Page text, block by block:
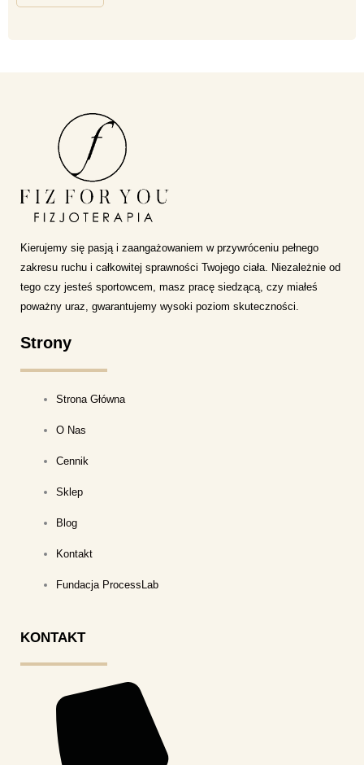
Kierujemy się pasją i zaangażowaniem w przywróceniu pełnego
zakresu ruchu i całkowitej sprawności Twojego ciała. Niezależnie od
tego czy jesteś sportowcem, masz pracę siedzącą, czy miałeś
poważny uraz, gwarantujemy wysoki poziom skuteczności.
Strony
Strona Główna
O Nas
Cennik
Sklep
Blog
Kontakt
Fundacja ProcessLab
KONTAKT